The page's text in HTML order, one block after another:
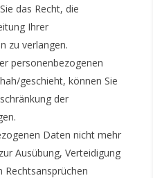
das Recht, die
Ihrer
zu verlangen.
personenbezogenen
geschieht, können Sie
der
Daten nicht mehr
Ausübung, Verteidigung
Rechtsansprüchen